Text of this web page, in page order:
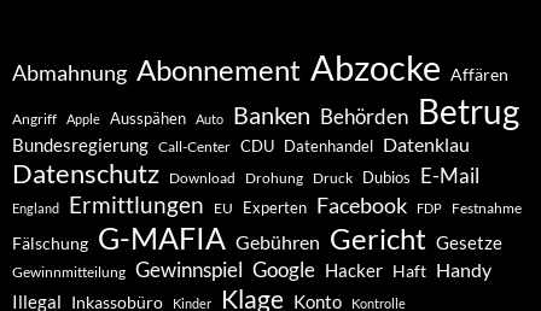
Abmahnung Abonnement Abzocke Affären
Angriff Apple Ausspähen Auto Banken Behörden Betrug
Bundesregierung Call-Center CDU Datenhandel Datenklau
Datenschutz Download Drohung Druck Dubios E-Mail
England Ermittlungen EU Experten Facebook FDP Festnahme
Fälschung G-MAFIA Gebühren Gericht Gesetze
Gewinnmitteilung Gewinnspiel Google Hacker Haft Handy
Illegal Inkassobüro Kinder Klage Konto Kontrolle